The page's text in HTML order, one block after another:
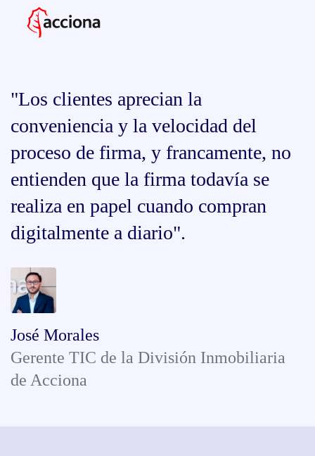
"Los clientes aprecian la
conveniencia y la velocidad del
proceso de firma, y ​​francamente, no
entienden que la firma todavía se
realiza en papel cuando compran
digitalmente a diario".
José Morales
Gerente TIC de la División Inmobiliaria
de Acciona